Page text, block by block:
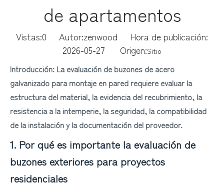
de apartamentos
Vistas:0 Autor:zenwood Hora de publicación:
2026-05-27 Origen:Sitio
Introducción: La evaluación de buzones de acero
galvanizado para montaje en pared requiere evaluar la
estructura del material, la evidencia del recubrimiento, la
resistencia a la intemperie, la seguridad, la compatibilidad
de la instalación y la documentación del proveedor.
1. Por qué es importante la evaluación de
buzones exteriores para proyectos
residenciales